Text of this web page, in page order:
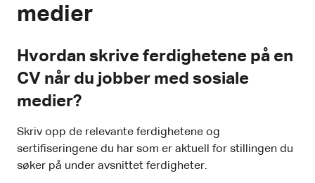
medier
Hvordan skrive ferdighetene på en
CV når du jobber med sosiale
medier?
Skriv opp de relevante ferdighetene og
sertifiseringene du har som er aktuell for stillingen du
søker på under avsnittet ferdigheter.